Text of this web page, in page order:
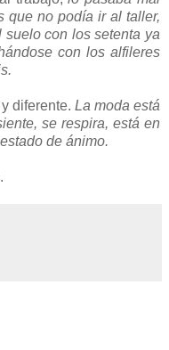
que no podía ir al taller,
suelo con los setenta ya
con los alfileres
diferente. La moda está
se respira, está en
de ánimo.